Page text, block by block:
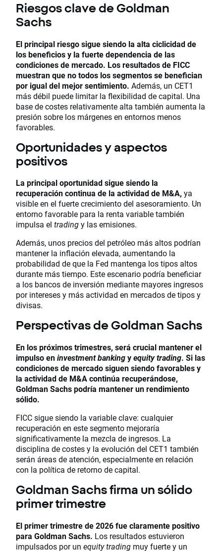
Riesgos clave de Goldman
Sachs
El principal riesgo sigue siendo la alta ciclicidad de
los beneficios y la fuerte dependencia de las
condiciones de mercado. Los resultados de FICC
muestran que no todos los segmentos se benefician
por igual del mejor sentimiento. Además, un CET1
más débil puede limitar la flexibilidad de capital. Una
base de costes relativamente alta también aumenta la
presión sobre los márgenes en entornos menos
favorables.
Oportunidades y aspectos
positivos
La principal oportunidad sigue siendo la
recuperación continua de la actividad de M&A, ya
visible en el fuerte crecimiento del asesoramiento. Un
entorno favorable para la renta variable también
impulsa el tradingy las emisiones.
Además, unos precios del petróleo más altos podrían
mantener la inflación elevada, aumentando la
probabilidad de que la Fed mantenga los tipos altos
durante más tiempo. Este escenario podría beneficiar
a los bancos de inversión mediante mayores ingresos
por intereses y más actividad en mercados de tipos y
divisas.
Perspectivas de Goldman Sachs
En los próximos trimestres, será crucial mantener el
impulso eninvestment bankingyequity trading. Si las
condiciones de mercado siguen siendo favorables y
la actividad de M&A continúa recuperándose,
Goldman Sachs podría mantener un rendimiento
sólido.
FICC sigue siendo la variable clave: cualquier
recuperación en este segmento mejoraría
significativamente la mezcla de ingresos. La
disciplina de costes y la evolución del CET1 también
serán áreas de atención, especialmente en relación
con la política de retorno de capital.
Goldman Sachs firma un sólido
primer trimestre
El primer trimestre de 2026 fue claramente positivo
para Goldman Sachs. Los resultados estuvieron
impulsados por un equity trading muy fuerte y un